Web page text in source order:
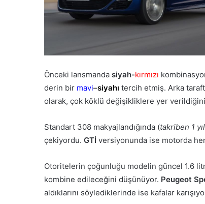
Önceki lansmanda siyah-kırmızı
derin bir mavi–siyahı tercih etmiş. Arka
olarak, çok köklü değişikliklere yer
Standart 308 makyajlandığında (takriben 1
çekiyordu. GTİ versiyonunda ise motorda
Otoritelerin çoğunluğu modelin güncel 1.6
kombine edileceğini düşünüyor. Peugeot
aldıklarını söylediklerinde ise kafalar